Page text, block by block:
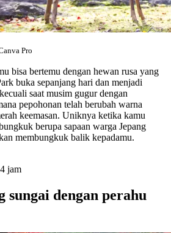
Pro
bisa bertemu dengan hewan rusa yang
buka sepanjang hari dan menjadi
saat musim gugur dengan
pepohonan telah berubah warna
keemasan. Uniknya ketika kamu
berupa sapaan warga Jepang
membungkuk balik kepadamu.
jam
sungai dengan perahu